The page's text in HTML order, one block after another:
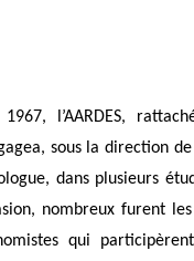
1967, l’AARDES,
sous la direction
dans plusieurs
nombreux furent
qui